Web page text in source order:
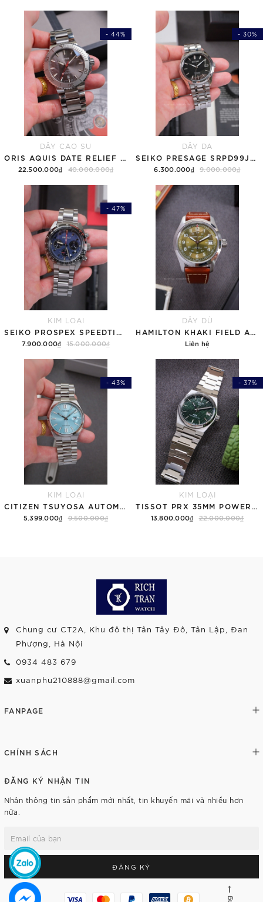
- 44%
DÂY CAO SU
22.500.000₫ 40.000.000₫
- 30%
DÂY DA
6.300.000₫ 9.000.000₫
- 47%
KIM LOẠI
7.900.000₫ 15.000.000₫
DÂY DÙ
Liên hệ
- 43%
KIM LOẠI
5.399.000₫ 9.500.000₫
- 37%
KIM LOẠI
13.800.000₫ 22.000.000₫
Chung cư CT2A, Khu đô thị Tân Tây Đô, Tân Lập, Đan
Phượng, Hà Nội
0934 483 679
xuanphu210888@gmail.com
FANPAGE
CHÍNH SÁCH
ĐĂNG KÝ NHẬN TIN
Nhận thông tin sản phẩm mới nhất, tin khuyến mãi và nhiều hơn
nữa.
ĐĂNG KÝ